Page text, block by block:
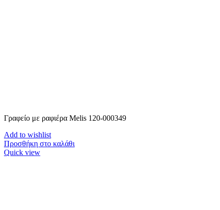
Γραφείο με ραφιέρα Melis 120-000349
Add to wishlist
Προσθήκη στο καλάθι
Quick view